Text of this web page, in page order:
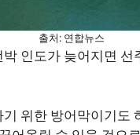
출처: 연합뉴스
인도가 늦어지면
기 위한 방어막이기